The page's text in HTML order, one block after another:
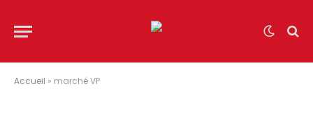
Accueil » marché VP